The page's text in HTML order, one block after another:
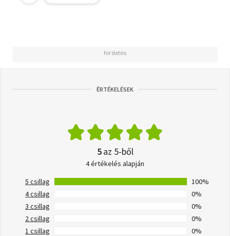
ÉRTÉKELÉSEK
5az 5-ből
4 értékelés alapján
5 csillag
100%
4 csillag
0%
3 csillag
0%
2 csillag
0%
1 csillag
0%